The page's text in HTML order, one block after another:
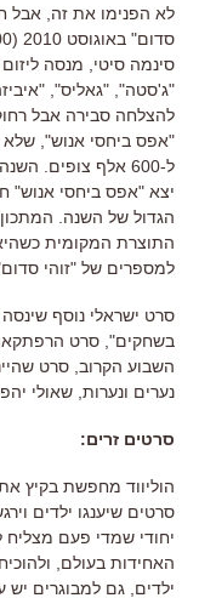
לא הפנימו את זה
אבל
סדום" באוגוסט 2010 (550,000
סינמה סיטי
מנסה
"ג'סטה", "גאליס", "
להצלחה סבירה אבל
"אפס ביחסי אנוש", שלא
ל-600 אלף צופים השנה
יצא "אפס ביחסי אנוש"
הגדול של השנה
התוצרת המקומית
למספרים של "זוהי סדום
סרט ישראלי נוסף
בשחקים", סרט
השבוע הקרוב סרט
נערים ונערות שאולי
סרטים זרים:
הוליווד מחפשת בקיץ
סרטים שיענגו ילדים
יחודי שמדי פעם מצליח
האחידות בעולם
ילדים גם למבוגרים יש